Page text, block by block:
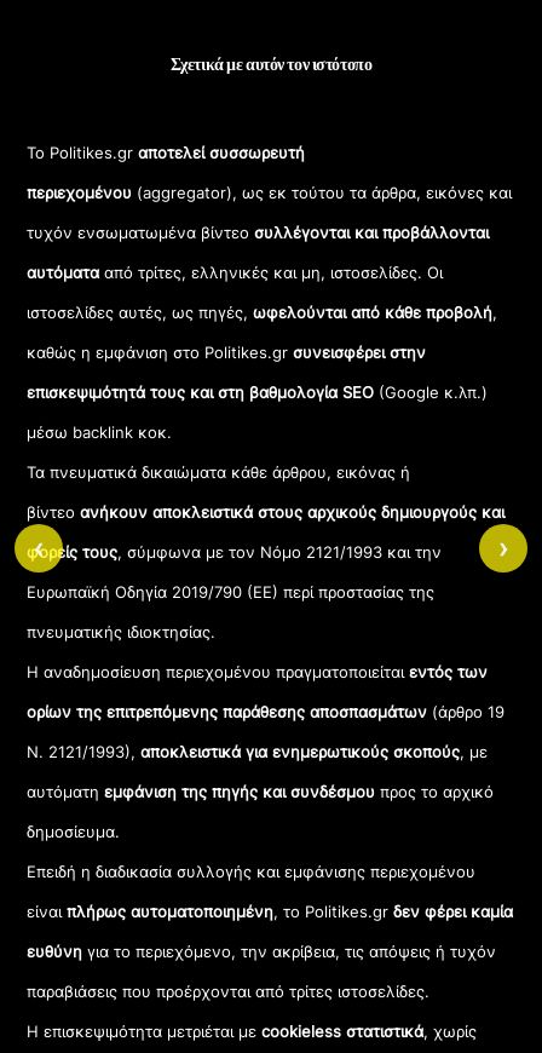
Σχετικά με αυτόν τον ιστότοπο
Το Politikes.grαποτελεί συσσωρευτή
περιεχομένου (aggregator), ως εκ τούτου τα άρθρα, εικόνες και
τυχόν ενσωματωμένα βίντεοσυλλέγονται και προβάλλονται
αυτόματααπό τρίτες, ελληνικές και μη, ιστοσελίδες. Οι
ιστοσελίδες αυτές, ως πηγές,ωφελούνται από κάθε προβολή,
καθώς η εμφάνιση στο Politikes.gr συνεισφέρει στην
επισκεψιμότητά τους και στη βαθμολογία SEO (Google κ.λπ.)
μέσω backlink κοκ.
Τα πνευματικά δικαιώματα κάθε άρθρου, εικόνας ή
βίντεοανήκουν αποκλειστικά στους αρχικούς δημιουργούς και
φορείς τους, σύμφωνα με τον Νόμο 2121/1993 και την
Ευρωπαϊκή Οδηγία 2019/790 (ΕΕ) περί προστασίας της
πνευματικής ιδιοκτησίας.
Η αναδημοσίευση περιεχομένου πραγματοποιείταιεντός των
ορίων της επιτρεπόμενης παράθεσης αποσπασμάτων (άρθρο 19
Ν. 2121/1993), αποκλειστικά για ενημερωτικούς σκοπούς, με
αυτόματηεμφάνιση της πηγής και συνδέσμου προς το αρχικό
δημοσίευμα.
Επειδή η διαδικασία συλλογής και εμφάνισης περιεχομένου
είναιπλήρως αυτοματοποιημένη, το Politikes.grδεν φέρει καμία
ευθύνη για το περιεχόμενο, την ακρίβεια, τις απόψεις ή τυχόν
παραβιάσεις που προέρχονται από τρίτες ιστοσελίδες.
Η επισκεψιμότητα μετριέται μεcookieless στατιστικά, χωρίς
‹ ›